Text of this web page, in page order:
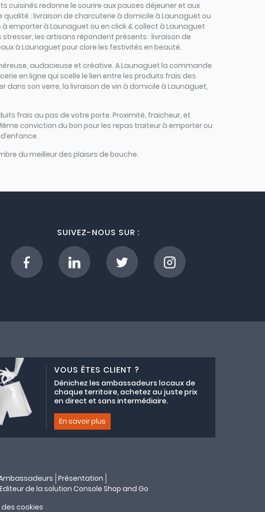
cuisinés redonne le sourire aux pauses déjeuner et aux
: livraison de charcuterie à domicile à Launaguet ou
emporter à Launaguet ou en click & collect à Launaguet
les artisans répondent présents : livraison de
à Launaguet pour clore les festivités en beauté.
audacieuse et créative. A Launaguet la commande
en ligne qui scelle le lien entre les produits frais des
son verre, la livraison de vin à domicile à Launaguet,
frais au pas de votre porte. Proximité, fraicheur, et
conviction du bon pour les repas traiteur à emporter ou
du meilleur des plaisirs de bouche.
SUIVEZ-NOUS SUR :
VOUS ÊTES CLIENT ?
Dénichez les ambassadeurs locaux de
chaque territoire, achetez au juste prix
en direct et sans intermédiaire.
En savoir plus
Présentation
de la solutionConsole Shop and Go
cookies